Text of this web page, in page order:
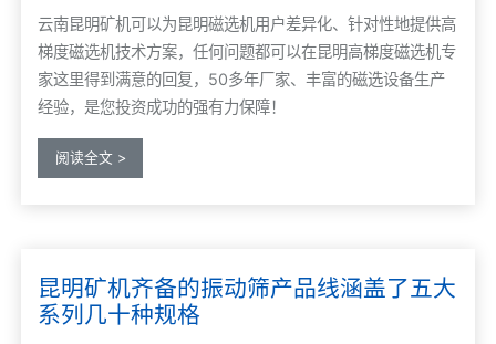
云南昆明矿机可以为昆明磁选机用户差异化、针对性地提供高
梯度磁选机技术方案，任何问题都可以在昆明高梯度磁选机专
家这里得到满意的回复，50多年厂家、丰富的磁选设备生产
经验，是您投资成功的强有力保障！
阅读全文 >
昆明矿机齐备的振动筛产品线涵盖了五大
系列几十种规格